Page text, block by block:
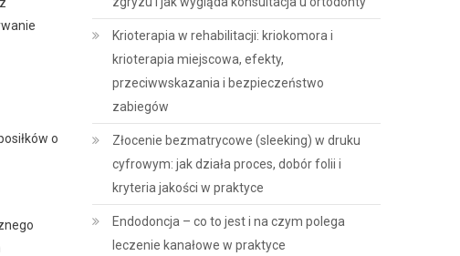
o
Krioterapia w rehabilitacji: kriokomora i
krioterapia miejscowa, efekty,
przeciwwskazania i bezpieczeństwo
zabiegów
Złocenie bezmatrycowe (sleeking) w druku
cyfrowym: jak działa proces, dobór folii i
kryteria jakości w praktyce
Endodoncja – co to jest i na czym polega
leczenie kanałowe w praktyce